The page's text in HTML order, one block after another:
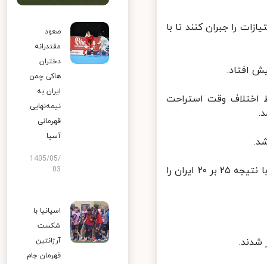
را جبران کنند تا با
اختلاف وقت استراحت
تیم ملی والیبال اسلوونی در انتهای ست دوم تیم برتر میدان بود و توانست با نتیجه ۲۵ بر ۲۰ ایران را
صعود
مقتدرانه
دختران
هاکی چمن
ایران به
نیمه‌نهایی
قهرمانی
آسیا
1405/05/
03
اسپانیا با
شکست
آرژانتین
قهرمان جام